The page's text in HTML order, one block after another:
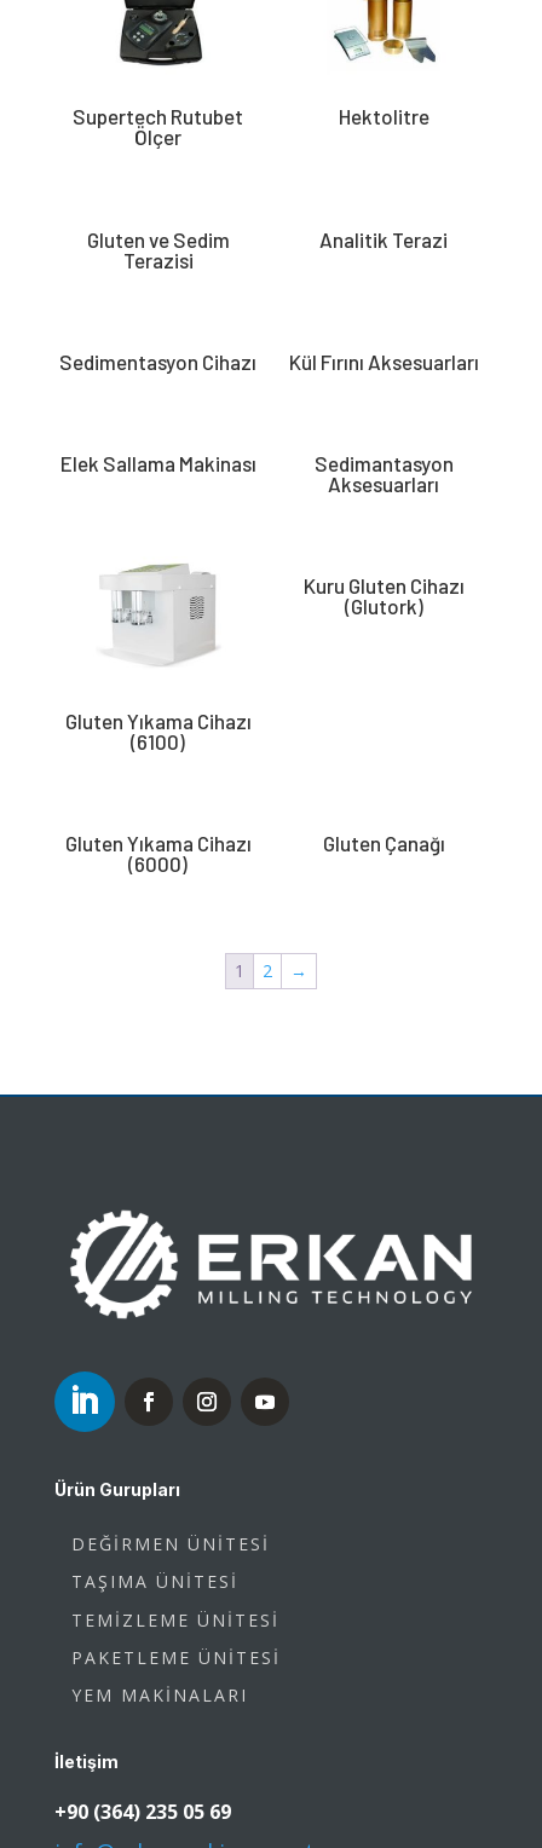
Supertech Rutubet
Ölçer
Hektolitre
Gluten ve Sedim
Terazisi
Analitik Terazi
Sedimentasyon Cihazı Kül Fırını Aksesuarları
Elek Sallama Makinası
Sedimantasyon
Aksesuarları
Gluten Yıkama Cihazı
(6100)
Kuru Gluten Cihazı
(Glutork)
Gluten Yıkama Cihazı
(6000)
Gluten Çanağı
1 2 →
Ürün Gurupları
DEĞİRMEN ÜNİTESİ
TAŞIMA ÜNİTESİ
TEMİZLEME ÜNİTESİ
PAKETLEME ÜNİTESİ
YEM MAKİNALARI
İletişim
+90 (364) 235 05 69